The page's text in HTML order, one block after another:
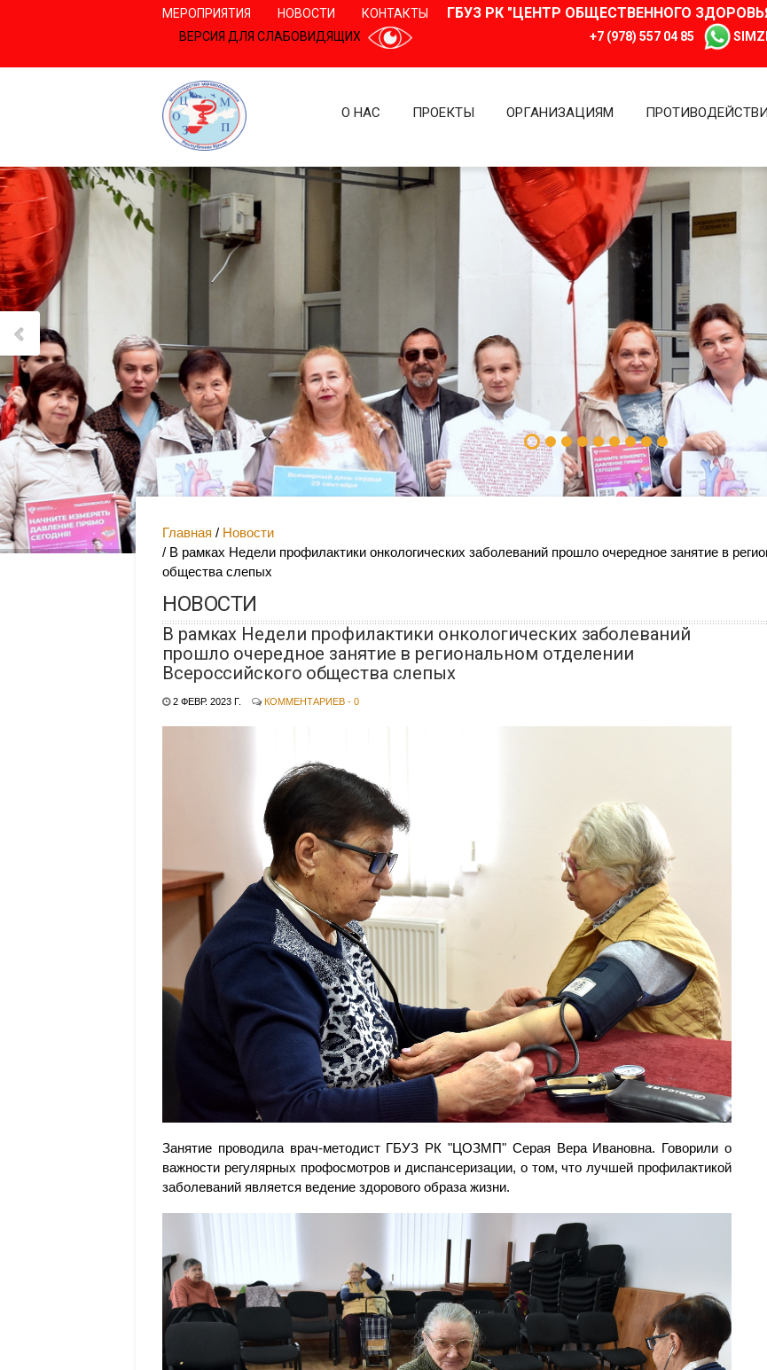
МЕРОПРИЯТИЯ НОВОСТИ
КОНТАКТЫ
ВЕРСИЯ ДЛЯ СЛАБОВИДЯЩИХ
ГБУЗ РК "ЦЕНТР ОБЩЕСТВЕННОГО
+7 (978) 557 04 85
О НАС ПРОЕКТЫ ОРГАНИЗАЦИЯМ
Главная
Новости
В рамках Недели профилактики онкологических заболеваний прошло очередное занятие в
общества слепых
НОВОСТИ
В рамках Недели профилактики онкологических заболеваний
прошло очередное занятие в региональном отделении
Всероссийского общества слепых
2 ФЕВР. 2023 Г. КОММЕНТАРИЕВ - 0
Занятие проводила врач-методист ГБУЗ РК "ЦОЗМП" Серая Вера Ивановна. Говорили о
важности регулярных профосмотров и диспансеризации, о том, что лучшей профилактикой
заболеваний является ведение здорового образа жизни.